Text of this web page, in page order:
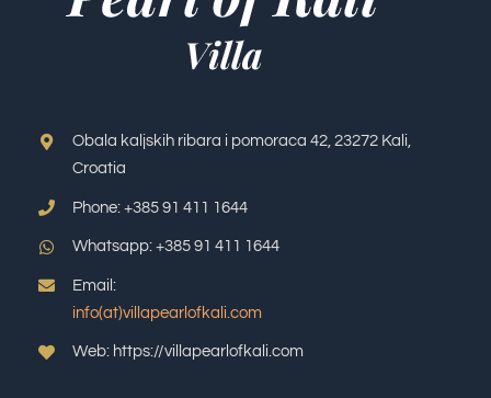
Obala kaljskih ribara i pomoraca 42, 23272 Kali,
Croatia
Phone: +385 91 411 1644
Whatsapp: +385 91 411 1644
Email:
info(at)villapearlofkali.com
Web: https://villapearlofkali.com